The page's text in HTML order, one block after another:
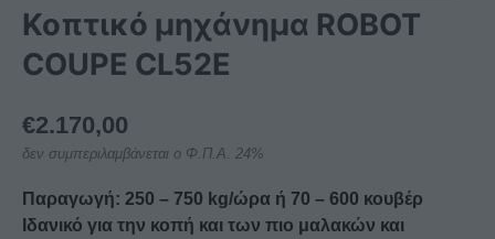
Κοπτικό μηχάνημα ROBOT
COUPE CL52E
€2.170,00
δεν συμπεριλαμβάνεται ο Φ.Π.Α. 24%
Παραγωγή: 250 – 750 kg/ώρα ή 70 – 600 κουβέρ
Ιδανικό για την κοπή και των πιο μαλακών και